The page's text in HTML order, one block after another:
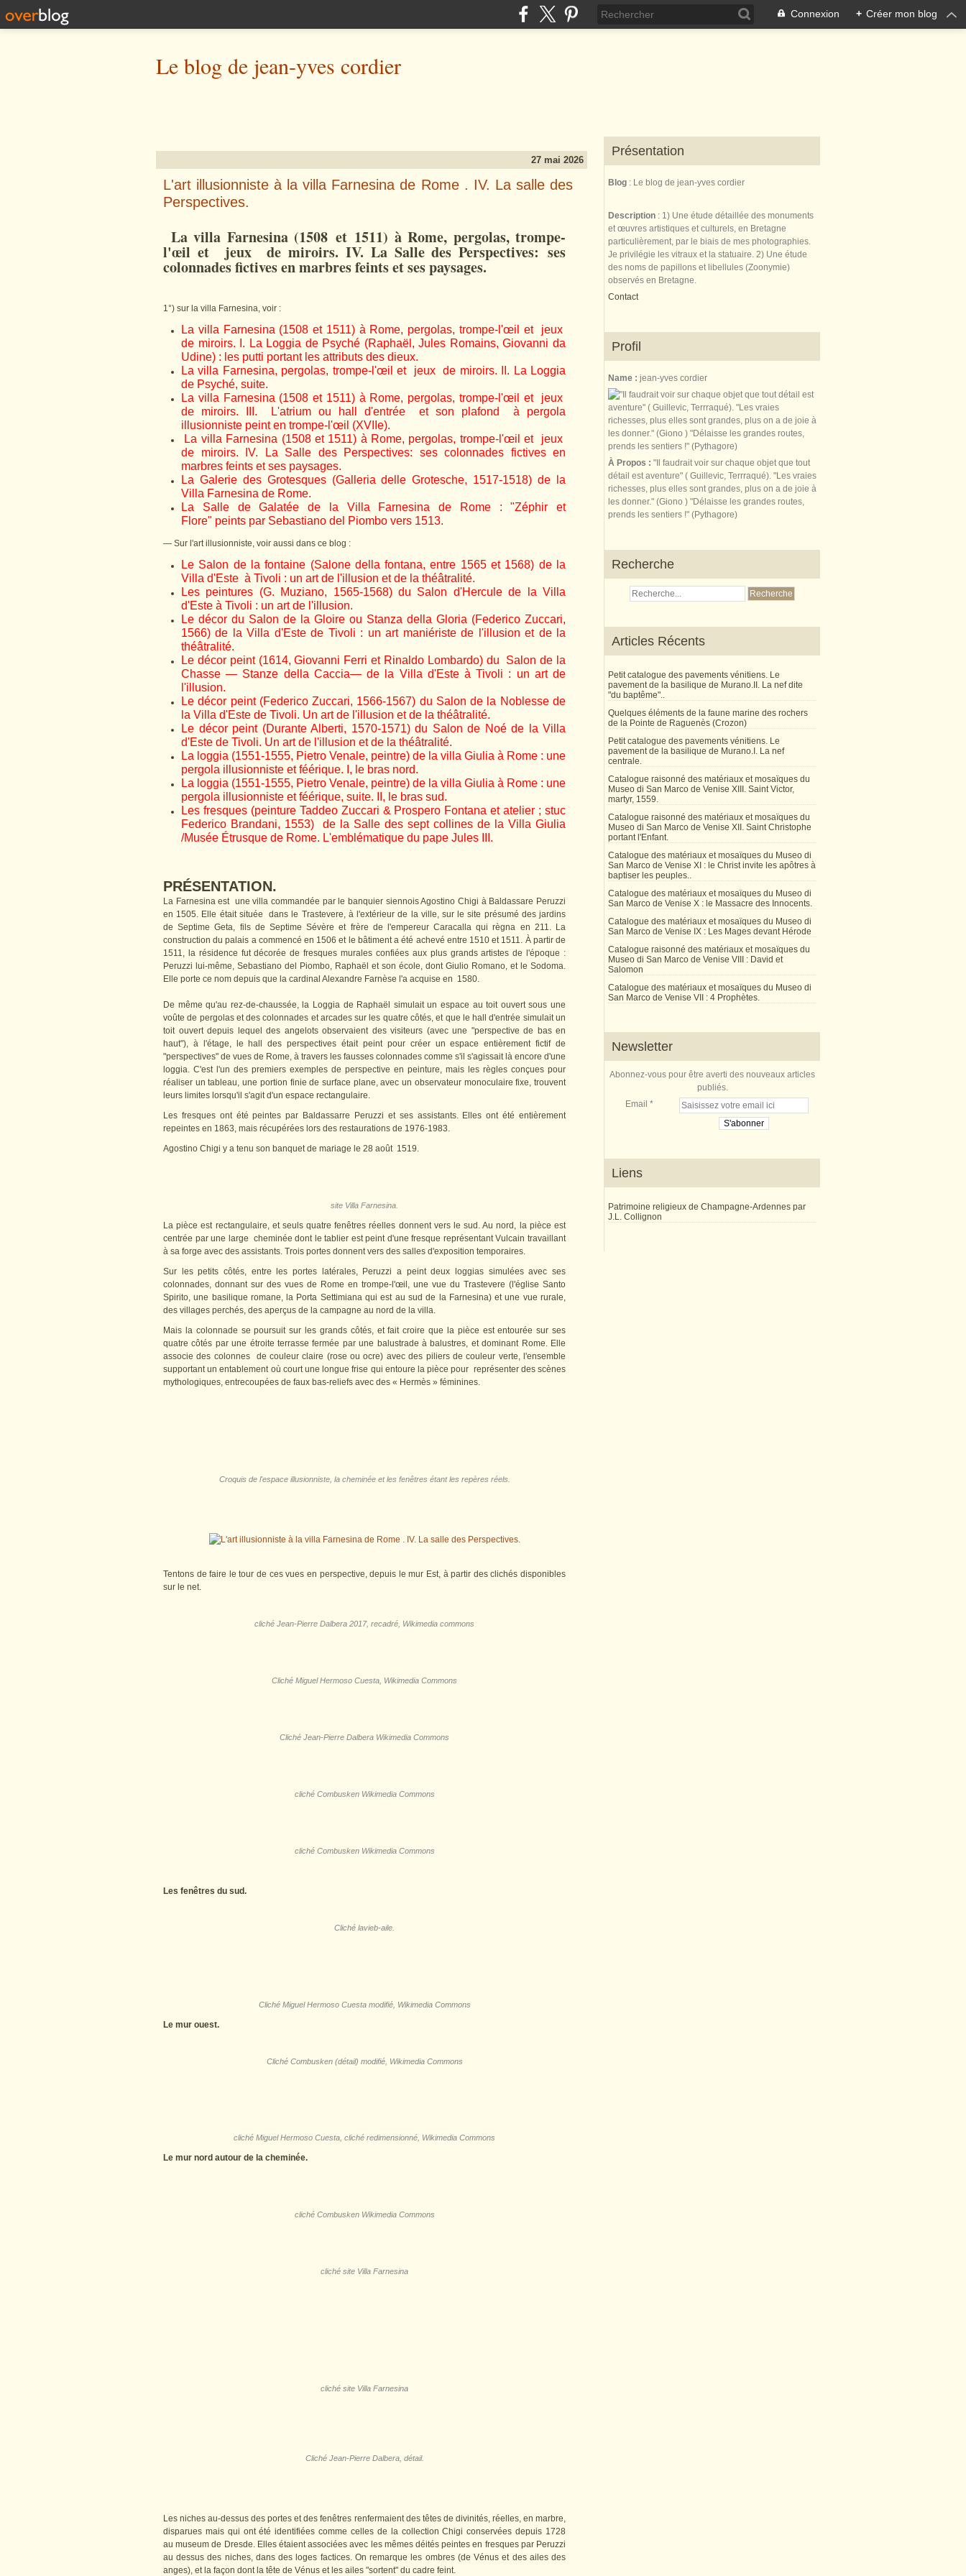
Connexion + Créer mon blog
Le blog de jean-yves cordier
27 mai 2026
L'art illusionniste à la villa Farnesina de Rome . IV. La salle des
Perspectives.
La villa Farnesina (1508 et 1511) à Rome, pergolas, trompe-
l'œil et jeux de miroirs. IV. La Salle des Perspectives: ses
colonnades fictives en marbres feints et ses paysages.
1°) sur la villa Farnesina, voir :
La villa Farnesina (1508 et 1511) à Rome, pergolas, trompe-l'œil et jeux
de miroirs. I. La Loggia de Psyché (Raphaël, Jules Romains, Giovanni da
Udine) : les putti portant les attributs des dieux.
La villa Farnesina, pergolas, trompe-l'œil et jeux de miroirs. II. La Loggia
de Psyché, suite.
La villa Farnesina (1508 et 1511) à Rome, pergolas, trompe-l'œil et jeux
de miroirs. III. L'atrium ou hall d'entrée et son plafond à pergola
illusionniste peint en trompe-l'œil (XVIIe).
La villa Farnesina (1508 et 1511) à Rome, pergolas, trompe-l'œil et jeux
de miroirs. IV. La Salle des Perspectives: ses colonnades fictives en
marbres feints et ses paysages.
La Galerie des Grotesques (Galleria delle Grotesche, 1517-1518) de la
Villa Farnesina de Rome.
La Salle de Galatée de la Villa Farnesina de Rome : "Zéphir et
Flore" peints par Sebastiano del Piombo vers 1513.
— Sur l'art illusionniste, voir aussi dans ce blog :
Le Salon de la fontaine (Salone della fontana, entre 1565 et 1568) de la
Villa d'Este à Tivoli : un art de l'illusion et de la théâtralité.
Les peintures (G. Muziano, 1565-1568) du Salon d'Hercule de la Villa
d'Este à Tivoli : un art de l'illusion.
Le décor du Salon de la Gloire ou Stanza della Gloria (Federico Zuccari,
1566) de la Villa d'Este de Tivoli : un art maniériste de l'illusion et de la
théâtralité.
Le décor peint (1614, Giovanni Ferri et Rinaldo Lombardo) du Salon de la
Chasse — Stanze della Caccia— de la Villa d'Este à Tivoli : un art de
l'illusion.
Le décor peint (Federico Zuccari, 1566-1567) du Salon de la Noblesse de
la Villa d'Este de Tivoli. Un art de l'illusion et de la théâtralité.
Le décor peint (Durante Alberti, 1570-1571) du Salon de Noé de la Villa
d'Este de Tivoli. Un art de l'illusion et de la théâtralité.
La loggia (1551-1555, Pietro Venale, peintre) de la villa Giulia à Rome : une
pergola illusionniste et féérique. I, le bras nord.
La loggia (1551-1555, Pietro Venale, peintre) de la villa Giulia à Rome : une
pergola illusionniste et féérique, suite. II, le bras sud.
Les fresques (peinture Taddeo Zuccari & Prospero Fontana et atelier ; stuc
Federico Brandani, 1553) de la Salle des sept collines de la Villa Giulia
/Musée Étrusque de Rome. L'emblématique du pape Jules III.
PRÉSENTATION.
La Farnesina est une villa commandée par le banquier siennois Agostino Chigi à Baldassare Peruzzi
en 1505. Elle était située dans le Trastevere, à l'extérieur de la ville, sur le site présumé des jardins
de Septime Geta, fils de Septime Sévère et frère de l'empereur Caracalla qui règna en 211. La
construction du palais a commencé en 1506 et le bâtiment a été achevé entre 1510 et 1511. À partir de
1511, la résidence fut décorée de fresques murales confiées aux plus grands artistes de l'époque :
Peruzzi lui-même, Sebastiano del Piombo, Raphaël et son école, dont Giulio Romano, et le Sodoma.
Elle porte ce nom depuis que la cardinal Alexandre Farnèse l'a acquise en 1580.
De même qu'au rez-de-chaussée, la Loggia de Raphaël simulait un espace au toit ouvert sous une
voûte de pergolas et des colonnades et arcades sur les quatre côtés, et que le hall d'entrée simulait un
toit ouvert depuis lequel des angelots observaient des visiteurs (avec une "perspective de bas en
haut"), à l'étage, le hall des perspectives était peint pour créer un espace entièrement fictif de
"perspectives" de vues de Rome, à travers les fausses colonnades comme s'il s'agissait là encore d'une
loggia. C'est l'un des premiers exemples de perspective en peinture, mais les règles conçues pour
réaliser un tableau, une portion finie de surface plane, avec un observateur monoculaire fixe, trouvent
leurs limites lorsqu'il s'agit d'un espace rectangulaire.
Les fresques ont été peintes par Baldassarre Peruzzi et ses assistants. Elles ont été entièrement
repeintes en 1863, mais récupérées lors des restaurations de 1976-1983.
Agostino Chigi y a tenu son banquet de mariage le 28 août 1519.
site Villa Farnesina.
La pièce est rectangulaire, et seuls quatre fenêtres réelles donnent vers le sud. Au nord, la pièce est
centrée par une large cheminée dont le tablier est peint d'une fresque représentant Vulcain travaillant
à sa forge avec des assistants. Trois portes donnent vers des salles d'exposition temporaires.
Sur les petits côtés, entre les portes latérales, Peruzzi a peint deux loggias simulées avec ses
colonnades, donnant sur des vues de Rome en trompe-l'œil, une vue du Trastevere (l'église Santo
Spirito, une basilique romane, la Porta Settimiana qui est au sud de la Farnesina) et une vue rurale,
des villages perchés, des aperçus de la campagne au nord de la villa.
Mais la colonnade se poursuit sur les grands côtés, et fait croire que la pièce est entourée sur ses
quatre côtés par une étroite terrasse fermée par une balustrade à balustres, et dominant Rome. Elle
associe des colonnes de couleur claire (rose ou ocre) avec des piliers de couleur verte, l'ensemble
supportant un entablement où court une longue frise qui entoure la pièce pour représenter des scènes
mythologiques, entrecoupées de faux bas-reliefs avec des « Hermès » féminines.
Croquis de l'espace illusionniste, la cheminée et les fenêtres étant les repères réels.
Tentons de faire le tour de ces vues en perspective, depuis le mur Est, à partir des clichés disponibles
sur le net.
cliché Jean-Pierre Dalbera 2017, recadré, Wikimedia commons
Cliché Miguel Hermoso Cuesta, Wikimedia Commons
Cliché Jean-Pierre Dalbera Wikimedia Commons
cliché Combusken Wikimedia Commons
cliché Combusken Wikimedia Commons
Les fenêtres du sud.
Cliché lavieb-aile.
Cliché Miguel Hermoso Cuesta modifié, Wikimedia Commons
Le mur ouest.
Cliché Combusken (détail) modifié, Wikimedia Commons
cliché Miguel Hermoso Cuesta, cliché redimensionné, Wikimedia Commons
Le mur nord autour de la cheminée.
cliché Combusken Wikimedia Commons
cliché site Villa Farnesina
cliché site Villa Farnesina
Cliché Jean-Pierre Dalbera, détail.
Les niches au-dessus des portes et des fenêtres renfermaient des têtes de divinités, réelles, en marbre,
disparues mais qui ont été identifiées comme celles de la collection Chigi conservées depuis 1728
au museum de Dresde. Elles étaient associées avec les mêmes déités peintes en fresques par Peruzzi
au dessus des niches, dans des loges factices. On remarque les ombres (de Vénus et des ailes des
anges), et la façon dont la tête de Vénus et les ailes "sortent" du cadre feint.
Présentation
Blog : Le blog de jean-yves cordier
Description : 1) Une étude détaillée des monuments
et œuvres artistiques et culturels, en Bretagne
particulièrement, par le biais de mes photographies.
Je privilégie les vitraux et la statuaire. 2) Une étude
des noms de papillons et libellules (Zoonymie)
observés en Bretagne.
Contact
Profil
Name : jean-yves cordier
À Propos : "Il faudrait voir sur chaque objet que tout
détail est aventure" ( Guillevic, Terrraqué). "Les vraies
richesses, plus elles sont grandes, plus on a de joie à
les donner." (Giono ) "Délaisse les grandes routes,
prends les sentiers !" (Pythagore)
Recherche
Articles Récents
Petit catalogue des pavements vénitiens. Le
pavement de la basilique de Murano.II. La nef dite
"du baptême"..
Quelques éléments de la faune marine des rochers
de la Pointe de Raguenès (Crozon)
Petit catalogue des pavements vénitiens. Le
pavement de la basilique de Murano.I. La nef
centrale.
Catalogue raisonné des matériaux et mosaïques du
Museo di San Marco de Venise XIII. Saint Victor,
martyr, 1559.
Catalogue raisonné des matériaux et mosaïques du
Museo di San Marco de Venise XII. Saint Christophe
portant l'Enfant.
Catalogue des matériaux et mosaïques du Museo di
San Marco de Venise XI : le Christ invite les apôtres à
baptiser les peuples..
Catalogue des matériaux et mosaïques du Museo di
San Marco de Venise X : le Massacre des Innocents.
Catalogue des matériaux et mosaïques du Museo di
San Marco de Venise IX : Les Mages devant Hérode
Catalogue raisonné des matériaux et mosaïques du
Museo di San Marco de Venise VIII : David et
Salomon
Catalogue des matériaux et mosaïques du Museo di
San Marco de Venise VII : 4 Prophètes.
Newsletter
Abonnez-vous pour être averti des nouveaux articles
publiés.
Email
Liens
Patrimoine religieux de Champagne-Ardennes par
J.L. Collignon